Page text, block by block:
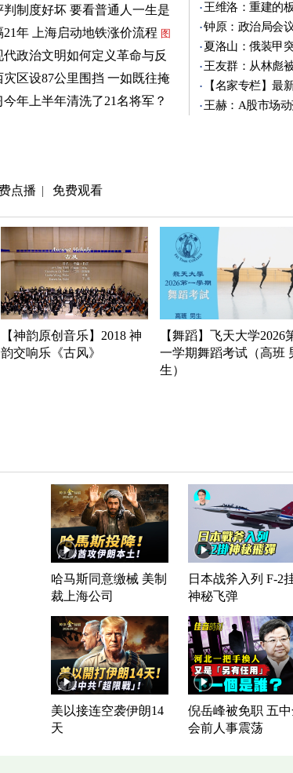
制度好坏 要看普通人一生是
年 上海启动地铁涨价流程 图
政治文明如何定义革命与反
区设87公里围挡 一如既往掩
年上半年清洗了21名将军？
王维洛：重建的
钟原：政治局会
夏洛山：俄装甲
王友群：从林彪
【名家专栏】最
王赫：A股市场
点播 | 免费观看
【神韵原创音乐】2018 神
韵交响乐《古风》
【舞蹈】飞天大学2026
一学期舞蹈考试（高班
生）
哈马斯同意缴械 美制
裁上海公司
日本战斧入列 F-2
神秘飞弹
美以接连空袭伊朗14
天
倪岳峰被免职 五中
会前人事震荡